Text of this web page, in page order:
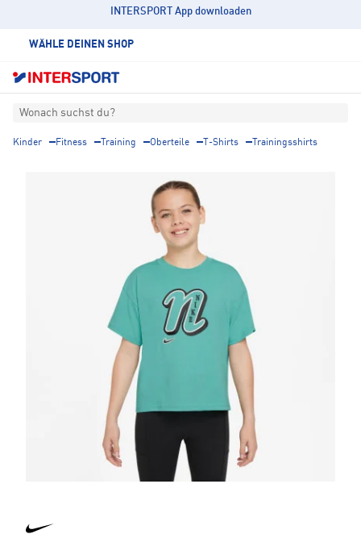
INTERSPORT App downloaden
WÄHLE DEINEN SHOP
Wonach suchst du?
Kinder Fitness Training Oberteile T-Shirts Trainingsshirts